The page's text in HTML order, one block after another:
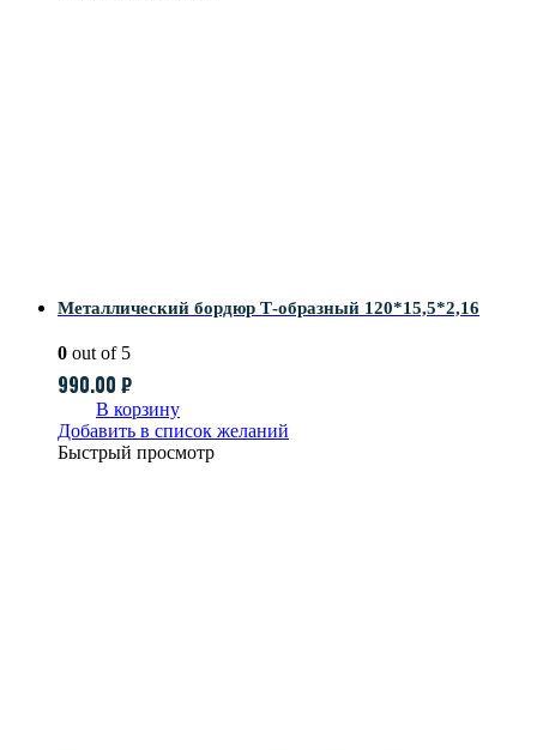
Металлический бордюр Т-образный 120*15,5*2,16
0 out of 5
990.00 ₽
В корзину
Добавить в список желаний
Быстрый просмотр